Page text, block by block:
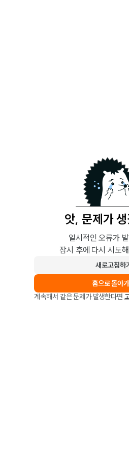
앗, 문제가
일시적인 오류가
잠시 후에 다시 시도
새로고침하
홈으로 돌아
계속해서 같은 문제가 발생한다면